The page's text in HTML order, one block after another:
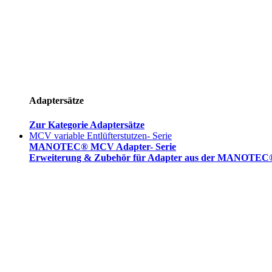
Adaptersätze
Zur Kategorie Adaptersätze
MCV variable Entlüfterstutzen- Serie
MANOTEC® MCV Adapter- Serie
Erweiterung & Zubehör für Adapter aus der